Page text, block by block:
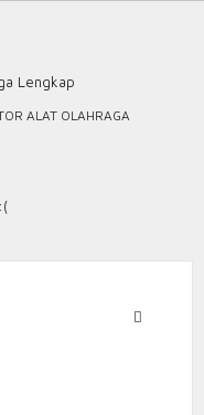
ALAT OLAHRAGA